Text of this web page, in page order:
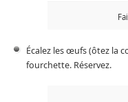
Écalez les œufs (ôtez la
fourchette. Réservez.